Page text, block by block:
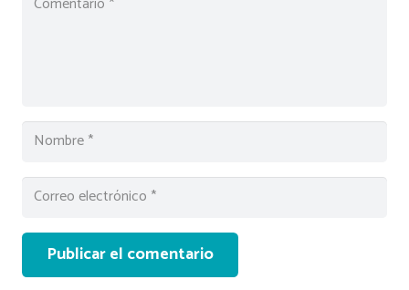
Publicar el comentario